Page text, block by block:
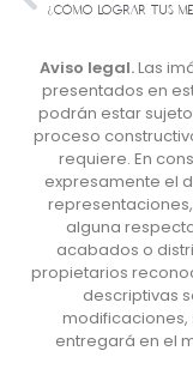
Aviso legal.Las
presentados en
podrán estar
proceso
requiere. En
expresamente el
alguna
acabados o
propietarios
descriptivas
modificaciones,
entregará en el